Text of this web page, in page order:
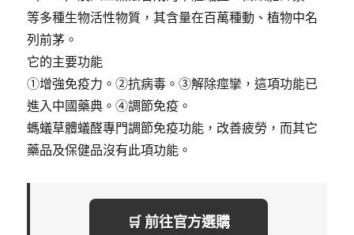
等多種生物活性物質，其含量在百萬種動、植物中名
列前茅。
它的主要功能
①增強免疫力。②抗病毒。③解除痙攣，這項功能已
進入中國藥典。④調節免疫。
螞蟻草體蟻醛專門調節免疫功能，改善疲勞，而其它
藥品及保健品沒有此項功能。
🛒 前往官方選購